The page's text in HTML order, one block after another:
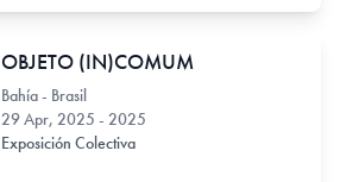
OBJETO (IN)COMUM
Bahía - Brasil
29 Apr, 2025 - 2025
Exposición Colectiva